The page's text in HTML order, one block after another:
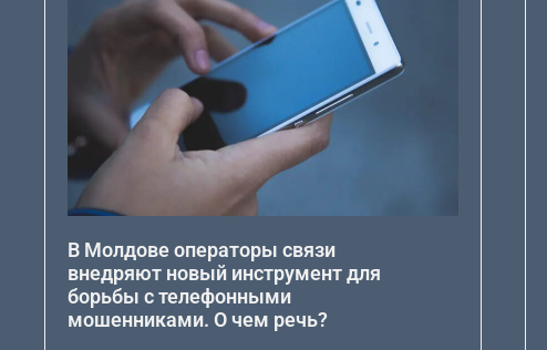
В Молдове операторы связи
внедряют новый инструмент для
борьбы с телефонными
мошенниками. О чем речь?